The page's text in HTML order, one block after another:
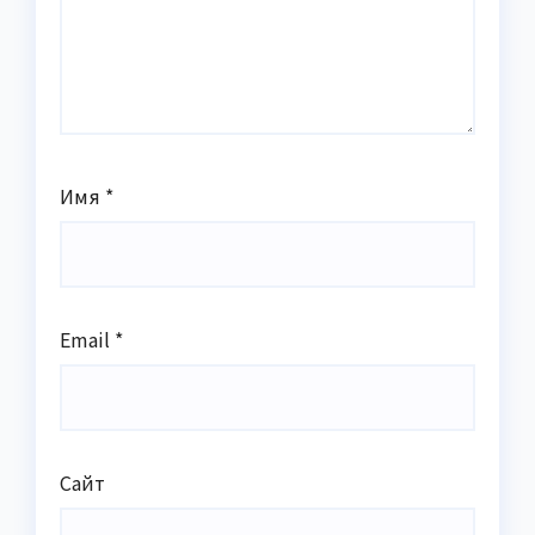
Имя *
Email *
Сайт